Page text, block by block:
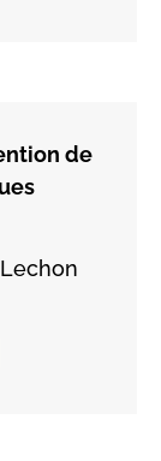
de